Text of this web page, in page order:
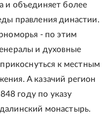
и объединяет более
правления династии.
- по этим
и духовные
к местным
А казачий регион
году по указу
монастырь.